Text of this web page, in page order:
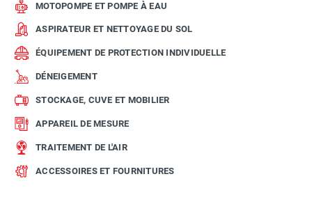
MOTOPOMPE ET POMPE À EAU
ASPIRATEUR ET NETTOYAGE DU SOL
ÉQUIPEMENT DE PROTECTION INDIVIDUELLE
DÉNEIGEMENT
STOCKAGE, CUVE ET MOBILIER
APPAREIL DE MESURE
TRAITEMENT DE L'AIR
ACCESSOIRES ET FOURNITURES